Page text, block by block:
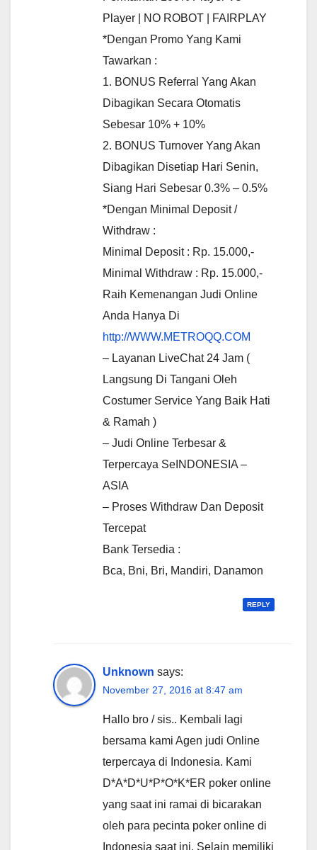
Player | NO ROBOT | FAIRPLAY
*Dengan Promo Yang Kami
Tawarkan :
1. BONUS Referral Yang Akan
Dibagikan Secara Otomatis
Sebesar 10% + 10%
2. BONUS Turnover Yang Akan
Dibagikan Disetiap Hari Senin,
Siang Hari Sebesar 0.3% – 0.5%
*Dengan Minimal Deposit /
Withdraw :
Minimal Deposit : Rp. 15.000,-
Minimal Withdraw : Rp. 15.000,-
Raih Kemenangan Judi Online
Anda Hanya Di
http://WWW.METROQQ.COM
– Layanan LiveChat 24 Jam (
Langsung Di Tangani Oleh
Costumer Service Yang Baik Hati
& Ramah )
– Judi Online Terbesar &
Terpercaya SeINDONESIA –
ASIA
– Proses Withdraw Dan Deposit
Tercepat
Bank Tersedia :
Bca, Bni, Bri, Mandiri, Danamon
REPLY
Unknown says:
November 27, 2016 at 8:47 am
Hallo bro / sis.. Kembali lagi
bersama kami Agen judi Online
terpercaya di Indonesia. Kami
D*A*D*U*P*O*K*ER poker online
yang saat ini ramai di bicarakan
oleh para pecinta poker online di
Indonesia saat ini. Selain memiliki